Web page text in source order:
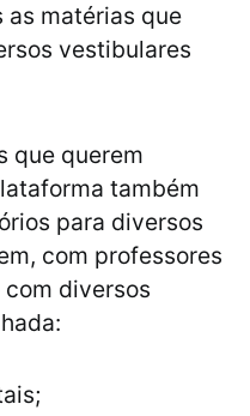
as matérias que
vestibulares
que querem
também
para diversos
com professores
diversos